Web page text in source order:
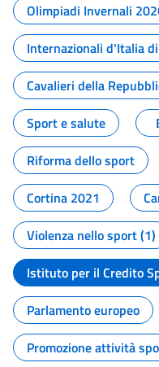
Olimpiadi Invernali
Internazionali d'Italia
Cavalieri della
Sport e salute
Riforma dello sport
Cortina 2021
Violenza nello sport (1)
Istituto per il Credito
Parlamento europeo
Promozione attività